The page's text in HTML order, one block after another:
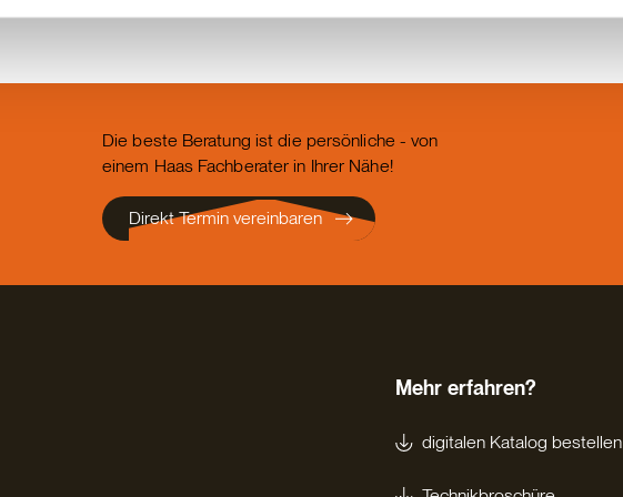
Die beste Beratung ist die persönliche - von
einem Haas Fachberater in Ihrer Nähe!
Direkt Termin vereinbaren
Mehr erfahren?
digitalen Katalog bestellen